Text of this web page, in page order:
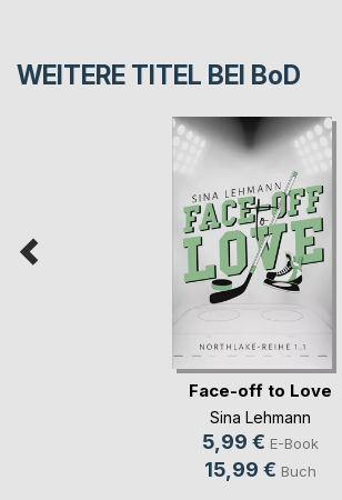
WEITERE TITEL BEI BoD
Face-off to Love
Sina Lehmann
5,99 € E-Book
15,99 € Buch